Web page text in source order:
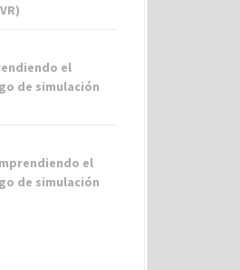
el
de simulación
el
de simulación